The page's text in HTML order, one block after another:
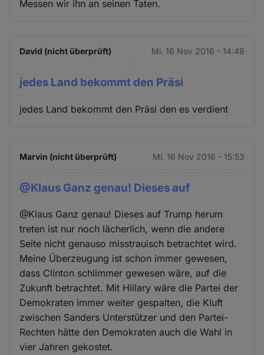
Messen wir ihn an seinen Taten.
David (nicht überprüft) Mi. 16 Nov 2016 - 14:48
jedes Land bekommt den Präsi
jedes Land bekommt den Präsi den es verdient
Marvin (nicht überprüft) Mi. 16 Nov 2016 - 15:53
@Klaus Ganz genau! Dieses auf
@Klaus Ganz genau! Dieses auf Trump herum
treten ist nur noch lächerlich, wenn die andere
Seite nicht genauso misstrauisch betrachtet wird.
Meine Überzeugung ist schon immer gewesen,
dass Clinton schlimmer gewesen wäre, auf die
Zukunft betrachtet. Mit Hillary wäre die Partei der
Demokraten immer weiter gespalten, die Kluft
zwischen Sanders Unterstützer und den Partei-
Rechten hätte den Demokraten auch die Wahl in
vier Jahren gekostet.